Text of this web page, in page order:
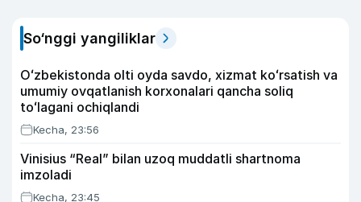
So‘nggi yangiliklar
Oʻzbekistonda olti oyda savdo, xizmat koʻrsatish va
umumiy ovqatlanish korxonalari qancha soliq
toʻlagani ochiqlandi
Kecha, 23:56
Vinisius “Real” bilan uzoq muddatli shartnoma
imzoladi
Kecha, 23:45